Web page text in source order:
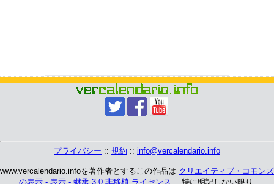
プライバシー :: 規約 :: info@vercalendario.info
www.vercalendario.infoを著作者とするこの作品は クリエイティブ・コモンズ
の表示 - 表示 - 継承 3.0 非移植 ライセンス 、 特に明記しない限り.